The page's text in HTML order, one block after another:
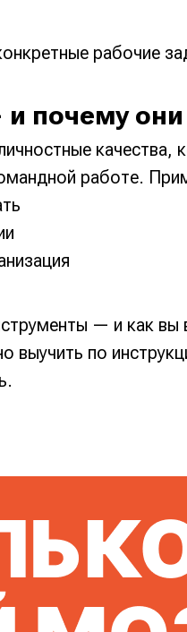
рабочие
почему
качества,
работе.
— и как вы
выучить по